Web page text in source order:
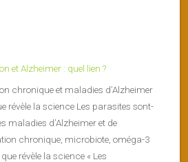
et Alzheimer : quel lien ?
chronique et maladies d’Alzheimer
révèle la science Les parasites sont-
maladies d’Alzheimer et de
chronique, microbiote, oméga-3
révèle la science « Les